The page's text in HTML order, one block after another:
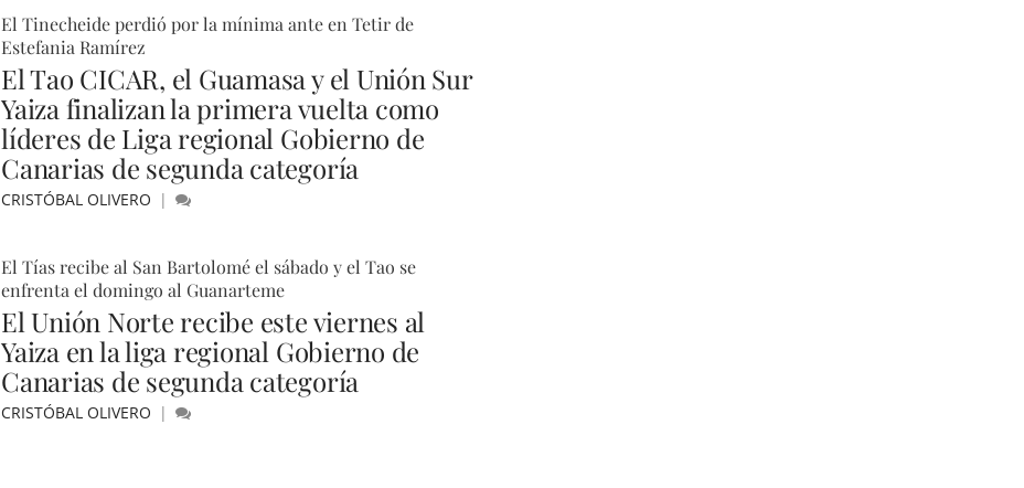
El Tinecheide perdió por la mínima ante en Tetir de
Estefania Ramírez
El Tao CICAR, el Guamasa y el Unión Sur
Yaiza finalizan la primera vuelta como
líderes de Liga regional Gobierno de
Canarias de segunda categoría
CRISTÓBAL OLIVERO
El Tías recibe al San Bartolomé el sábado y el Tao se
enfrenta el domingo al Guanarteme
El Unión Norte recibe este viernes al
Yaiza en la liga regional Gobierno de
Canarias de segunda categoría
CRISTÓBAL OLIVERO